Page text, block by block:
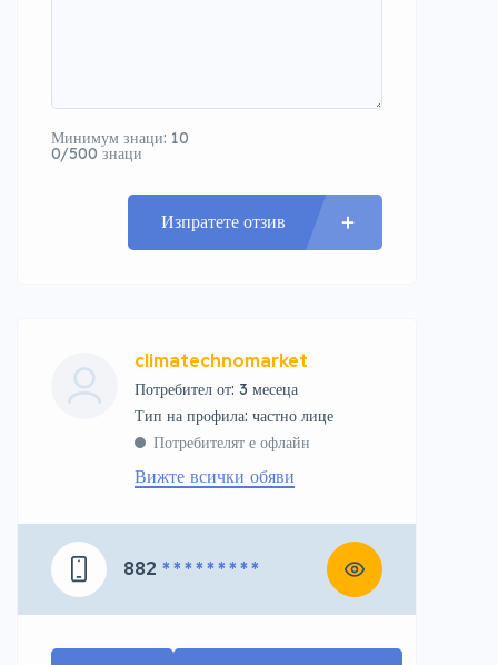
Минимум знаци: 10
0/500 знаци
Изпратете отзив
climatechnomarket
Потребител от: 3 месеца
тип на профила: частно лице
Потребителят е офлайн
Вижте всички обяви
882 * * * * * * * * *